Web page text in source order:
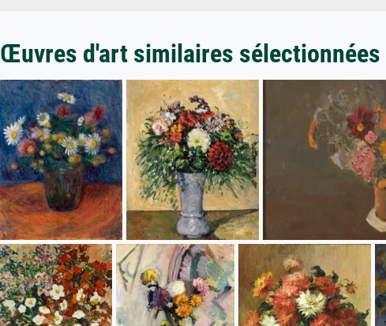
Œuvres d'art similaires sélectionnées